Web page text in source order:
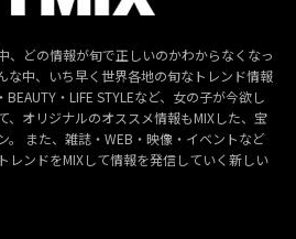
、どの情報が旬で正しいのかわからなくなっ
な中、いち早く世界各地の旬なトレンド情報
BEAUTY・LIFE STYLEなど、女の子が今欲し
、オリジナルのオススメ情報もMIXした、宝
。 また、雑誌・WEB・映像・イベントなど
レンドをMIXして情報を発信していく新しい